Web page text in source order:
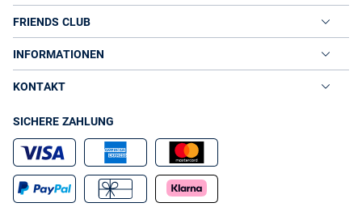
FRIENDS CLUB
INFORMATIONEN
KONTAKT
SICHERE ZAHLUNG